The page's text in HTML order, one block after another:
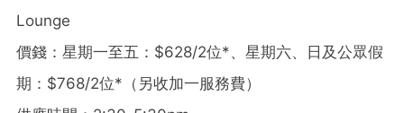
Lounge
價錢：星期一至五：$628/2位*、星期六、日及公眾假
期：$768/2位*（另收加一服務費）